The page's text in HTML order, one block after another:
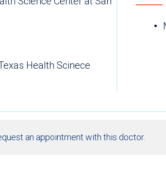
Health Scinece
an appointment with this doctor.